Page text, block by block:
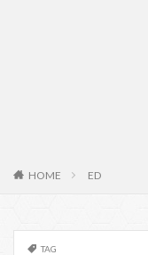
HOME ED
TAG